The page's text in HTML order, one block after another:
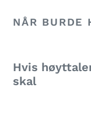
til
handlekurven
NÅR BURDE
Hvis
skal